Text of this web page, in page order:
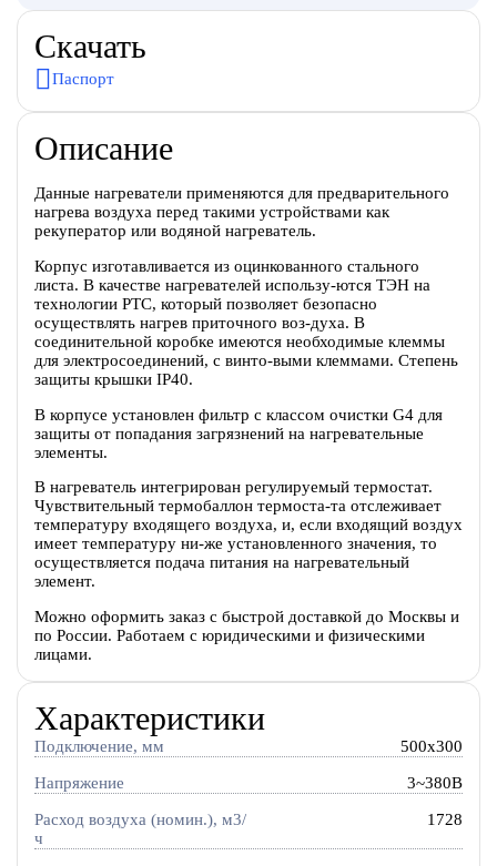
Скачать
Паспорт
Описание
Данные нагреватели применяются для предварительного
нагрева воздуха перед такими устройствами как
рекуператор или водяной нагреватель.
Корпус изготавливается из оцинкованного стального
листа. В качестве нагревателей использу-ются ТЭН на
технологии PTC, который позволяет безопасно
осуществлять нагрев приточного воз-духа. В
соединительной коробке имеются необходимые клеммы
для электросоединений, с винто-выми клеммами. Степень
защиты крышки IP40.
В корпусе установлен фильтр с классом очистки G4 для
защиты от попадания загрязнений на нагревательные
элементы.
В нагреватель интегрирован регулируемый термостат.
Чувствительный термобаллон термоста-та отслеживает
температуру входящего воздуха, и, если входящий воздух
имеет температуру ни-же установленного значения, то
осуществляется подача питания на нагревательный
элемент.
Можно оформить заказ с быстрой доставкой до Москвы и
по России. Работаем с юридическими и физическими
лицами.
Характеристики
Подключение, мм 500x300
Напряжение 3~380В
Расход воздуха (номин.), м3/
ч
1728